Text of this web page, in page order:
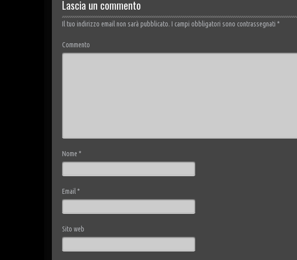
Lascia un commento
Il tuo indirizzo email non sarà pubblicato. I campi obbligatori sono contrassegnati *
Commento
Nome *
Email*
Sito web